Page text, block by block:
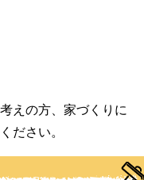
えの方、家づくりに
ださい。